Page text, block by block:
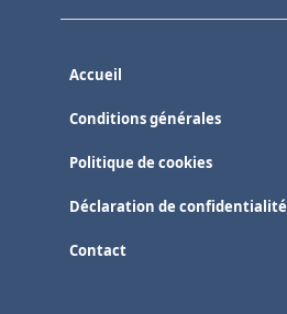
Accueil
Conditions générales
Politique de cookies
Déclaration de confidentialité
Contact